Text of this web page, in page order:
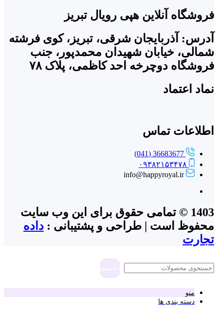
فروشگاه آنلاین هپی رویال تبریز
آدرس: آذربایجان شرقی، تبریز، کوی فرشته
شمالی، خیابان شهیدان محمدپور، جنب
فروشگاه دوچرخه احد کاظمی، پلاک ۷۸
نماد اعتماد
اطلاعات تماس
36683677 (041)
۰۹۳۸۲۱۵۳۴۷۸
info@happyroyal.ir
1403 © تمامی حقوق برای این وب سایت
محفوظ است | طراحی و پشتیبانی : داده
تجارت
منو
دسته بندی ها